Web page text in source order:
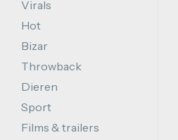
Virals
Hot
Bizar
Throwback
Dieren
Sport
Films & trailers